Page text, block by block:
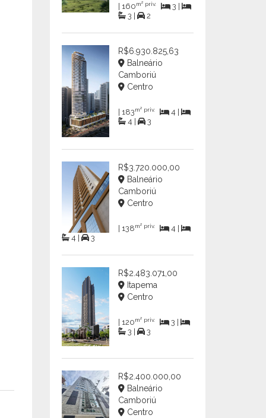
| 160m² priv.
3 |
3 |
2
R$6.930.825,63
Balneário
Camboriú
Centro
| 183m² priv.
4 |
4 |
3
R$3.720.000,00
Balneário
Camboriú
Centro
| 138m² priv.
4 |
4 |
3
R$2.483.071,00
Itapema
Centro
| 120m² priv.
3 |
3 |
3
R$2.400.000,00
Balneário
Camboriú
Centro